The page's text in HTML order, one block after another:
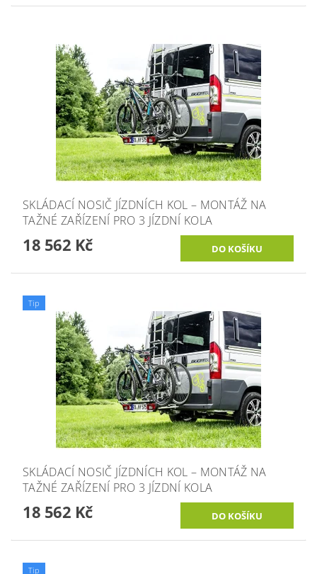
SKLÁDACÍ NOSIČ JÍZDNÍCH KOL – MONTÁŽ NA
TAŽNÉ ZAŘÍZENÍ PRO 3 JÍZDNÍ KOLA
18 562 Kč
Tip
SKLÁDACÍ NOSIČ JÍZDNÍCH KOL – MONTÁŽ NA
TAŽNÉ ZAŘÍZENÍ PRO 3 JÍZDNÍ KOLA
18 562 Kč
Tip